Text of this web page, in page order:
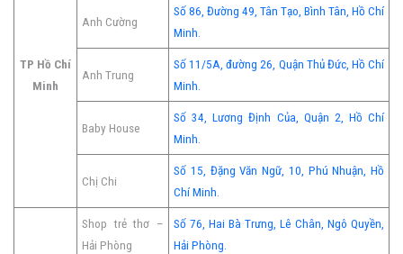
TP Hồ Chí
Minh
Anh Cường
Số 86, Đường 49, Tân Tạo, Bình Tân, Hồ Chí
Minh.
Anh Trung
Số 11/5A, đường 26, Quận Thủ Đức, Hồ Chí
Minh.
Baby House
Số 34, Lương Định Của, Quận 2, Hồ Chí
Minh.
Chị Chi
Số 15, Đặng Văn Ngữ, 10, Phú Nhuận, Hồ
Chí Minh.
Shop trẻ thơ –
Hải Phòng
Số 76, Hai Bà Trưng, Lê Chân, Ngô Quyền,
Hải Phòng.